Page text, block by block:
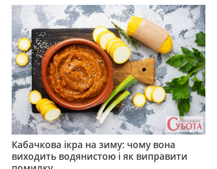
Кабачкова ікра на зиму: чому вона
виходить водянистою і як виправити